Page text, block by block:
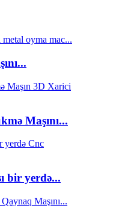
Maşını...
bir yerdə...